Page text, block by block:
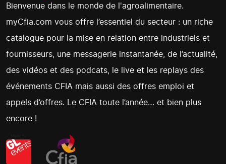
Bienvenue dans le monde de l'agroalimentaire.
myCfia.com vous offre l’essentiel du secteur : un riche
catalogue pour la mise en relation entre industriels et
fournisseurs, une messagerie instantanée, de l’actualité,
des vidéos et des podcats, le live et les replays des
événements CFIA mais aussi des offres emploi et
appels d’offres. Le CFIA toute l’année… et bien plus
encore !